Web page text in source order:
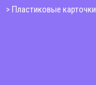
Пластиковые карточки